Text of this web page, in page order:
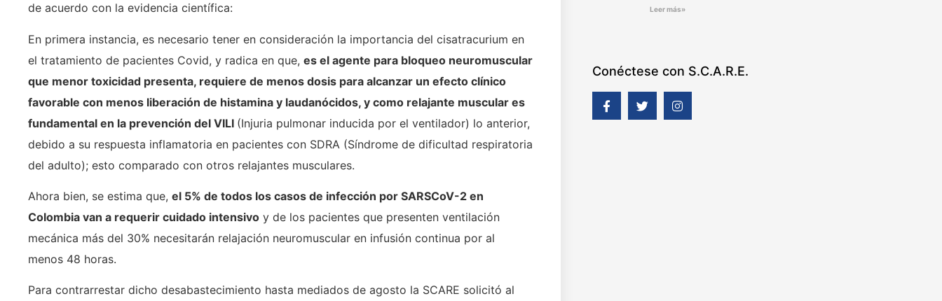
de acuerdo con la evidencia científica:
En primera instancia, es necesario tener en consideración la importancia del cisatracurium en
el tratamiento de pacientes Covid, y radica en que, es el agente para bloqueo neuromuscular
que menor toxicidad presenta, requiere de menos dosis para alcanzar un efecto clínico
favorable con menos liberación de histamina y laudanócidos, y como relajante muscular es
fundamental en la prevención del VILI (Injuria pulmonar inducida por el ventilador) lo anterior,
debido a su respuesta inflamatoria en pacientes con SDRA (Síndrome de dificultad respiratoria
del adulto); esto comparado con otros relajantes musculares.
Ahora bien, se estima que, el 5% de todos los casos de infección por SARSCoV-2 en
Colombia van a requerir cuidado intensivo y de los pacientes que presenten ventilación
mecánica más del 30% necesitarán relajación neuromuscular en infusión continua por al
menos 48 horas.
Para contrarrestar dicho desabastecimiento hasta mediados de agosto la SCARE solicitó al
Leer más»
Conéctese con S.C.A.R.E.